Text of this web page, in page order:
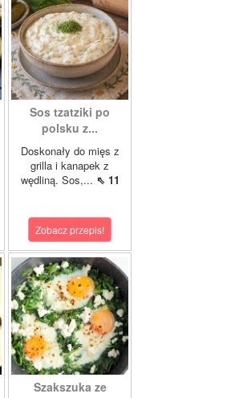
Sos tzatziki po
polsku z...
Doskonały do mięs z
grilla i kanapek z
wędliną. Sos,... ⇖ 11
Zobacz przepis!
Szakszuka ze